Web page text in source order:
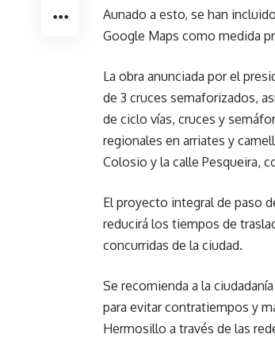
Aunado a esto, se han
Google Maps como medida
La obra anunciada por el
de 3 cruces semaforizados,
de ciclo vías, cruces y
regionales en arriates y
Colosio y la calle Pesqueira,
El proyecto integral de paso
reducirá los tiempos de
concurridas de la ciudad.
Se recomienda a la
para evitar contratiempos y
Hermosillo a través de las